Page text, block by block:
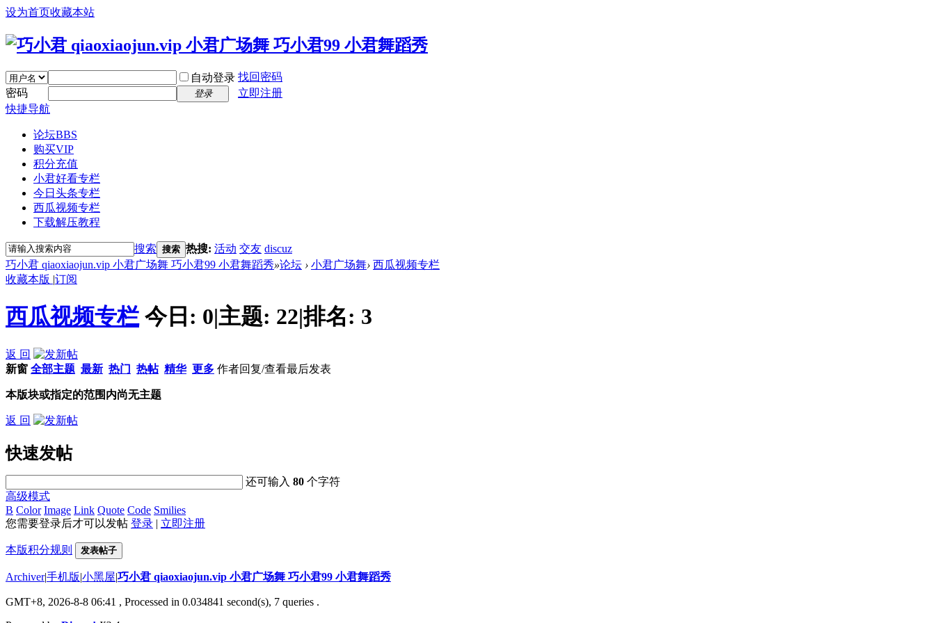
设为首页收藏本站
自动登录 找回密码
密码
登录
立即注册
快捷导航
论坛BBS
购买VIP
积分充值
小君好看专栏
今日头条专栏
西瓜视频专栏
下载解压教程
搜索 搜索 热搜: 活动 交友 discuz
巧小君 qiaoxiaojun.vip 小君广场舞 巧小君99 小君舞蹈秀»论坛 › 小君广场舞› 西瓜视频专栏
收藏本版 |订阅
西瓜视频专栏 今日: 0|主题: 22|排名: 3
返 回
新窗 全部主题 最新 热门 热帖 精华 更多 作者回复/查看最后发表
本版块或指定的范围内尚无主题
返 回
快速发帖
还可输入80 个字符
高级模式
B Color Image Link Quote Code Smilies
您需要登录后才可以发帖 登录 | 立即注册
本版积分规则 发表帖子
Archiver|手机版|小黑屋|巧小君 qiaoxiaojun.vip 小君广场舞 巧小君99 小君舞蹈秀
GMT+8, 2026-8-8 06:41 , Processed in 0.034841 second(s), 7 queries .